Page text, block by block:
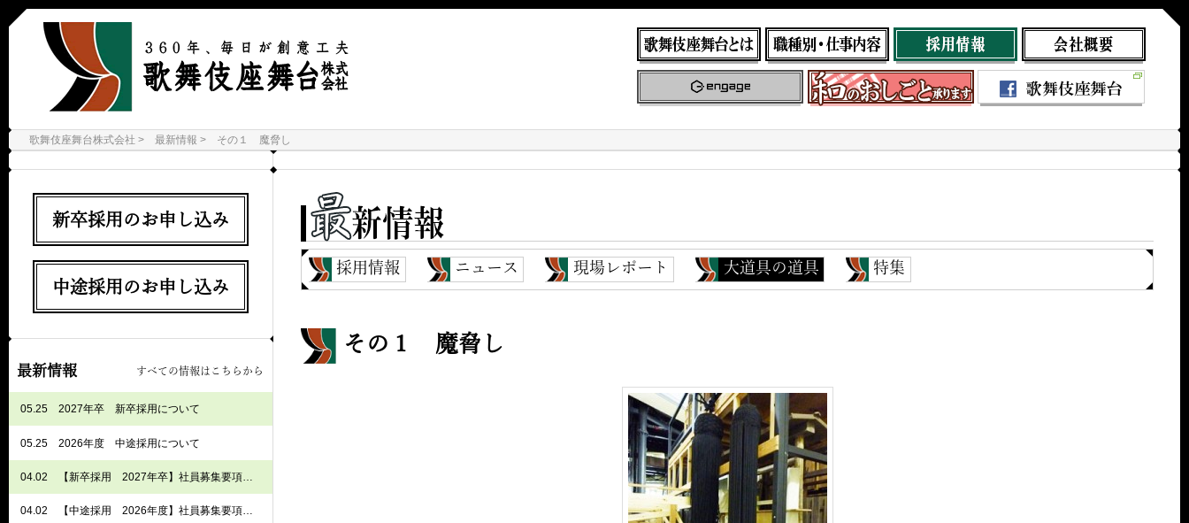
歌舞伎座舞台株式会社 最新情報 その１ 魔脅し
採用情報 ニュース 現場レポート 大道具の道具 特集
その１ 魔脅し
新卒採用のお申し込み
中途採用のお申し込み
最新情報 すべての情報はこちらから
05.252027年卒 新卒採用について
05.252026年度 中途採用について
04.02 【新卒採用 2027年卒】社員募集要項 歌舞伎座課
04.02 【中途採用 2026年度】社員募集要項 歌舞伎座課